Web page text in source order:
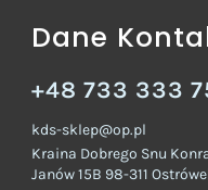
Dane
+48 733 333
kds-sklep@op.pl
Kraina Dobrego Snu
Janów 15B 98-311